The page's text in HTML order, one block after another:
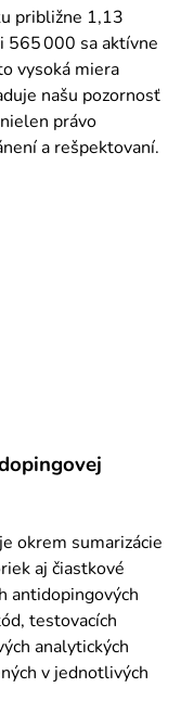
približne 1,13
565 000 sa aktívne
vysoká miera
našu pozornosť
právo
a rešpektovaní.
okrem sumarizácie
aj čiastkové
antidopingových
testovacích
analytických
v jednotlivých